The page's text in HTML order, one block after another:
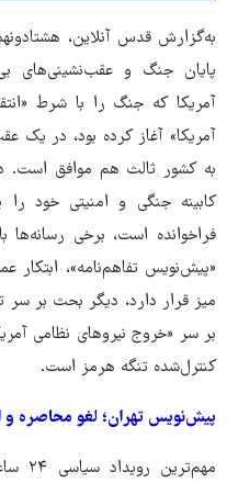
به‌گزارش قدس آنلاین،
پایان جنگ و عقب‌نشینی‌های
آمریکا که جنگ را با شرط
آمریکا» آغاز کرده بود، در یک
به کشور ثالث هم موافق است.
کابینه‌ جنگی و امنیتی خود را
فراخوانده است، برخی
«پیش‌نویس تفاهم‌نامه»،
میز قرار دارد، دیگر بحث بر سر
بر سر «خروج نیروهای نظامی
کنترل‌شده‌ تنگه هرمز است.
پیش‌نویس تهران؛ لغو محاصره و